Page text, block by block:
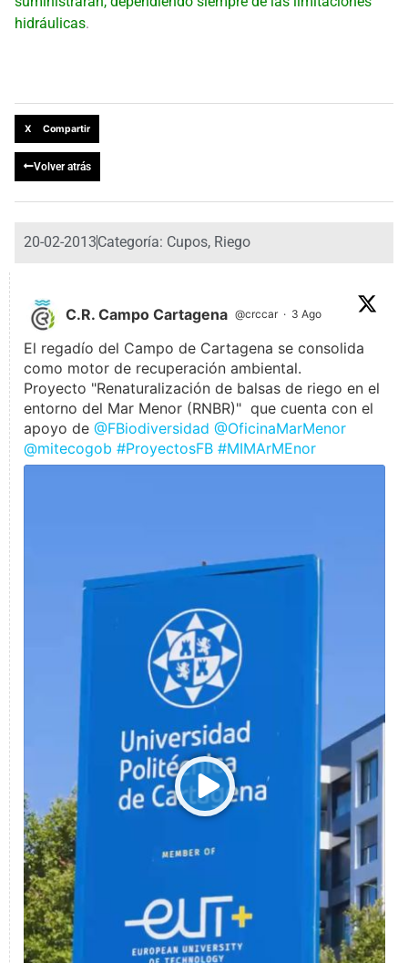
hidráulicas.
X Compartir
Volver atrás
20-02-2013Categoría: Cupos, Riego
C.R. Campo Cartagena @crccar · 3 Ago
El regadío del Campo de Cartagena se consolida
como motor de recuperación ambiental.
Proyecto "Renaturalización de balsas de riego en el
entorno del Mar Menor (RNBR)" que cuenta con el
apoyo de @FBiodiversidad @OficinaMarMenor
@mitecogob #ProyectosFB #MIMArMEnor